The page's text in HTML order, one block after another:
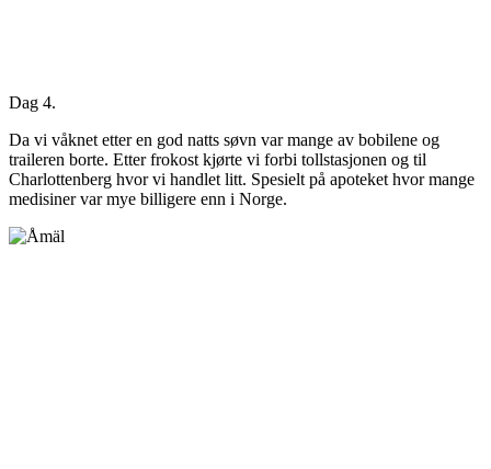
Dag 4.
Da vi våknet etter en god natts søvn var mange av bobilene og
traileren borte. Etter frokost kjørte vi forbi tollstasjonen og til
Charlottenberg hvor vi handlet litt. Spesielt på apoteket hvor mange
medisiner var mye billigere enn i Norge.